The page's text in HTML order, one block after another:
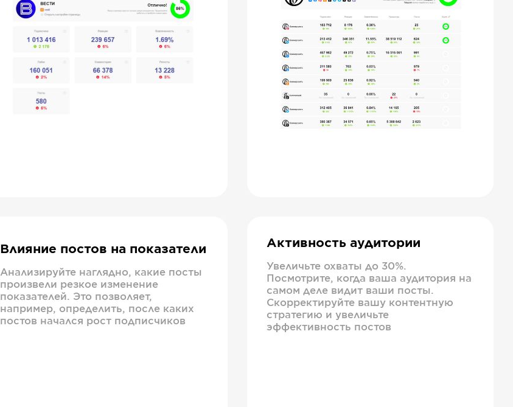
Влияние постов на показатели
Анализируйте наглядно, какие посты
произвели резкое изменение
показателей. Это позволяет,
например, определить, после каких
постов начался рост подписчиков
Активность аудитории
Увеличьте охваты до 30%.
Посмотрите, когда ваша аудитория на
самом деле видит ваши посты.
Скорректируйте вашу контентную
стратегию и увеличьте
эффективность постов